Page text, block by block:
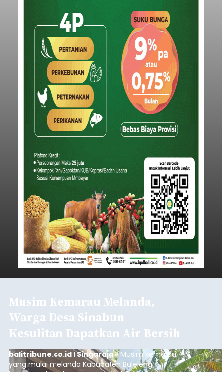
Musim Kemarau Melanda,
Warga Desa Sinabun
Kesulitan Dapatkan Air Bersih
balitribune.co.id I Singaraja -Musim kemarau
yang mulai melanda Kabupaten Buleleng